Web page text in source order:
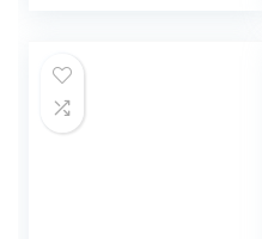
Personnalisé
Graduation
Cadeaux